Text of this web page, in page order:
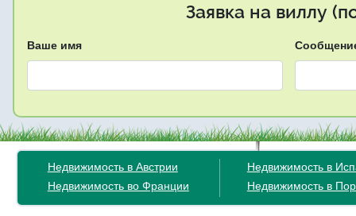
Заявка на виллу
Ваше имя
Недвижимость в Австрии
Недвижимость во Франции
Недвижимость в
Недвижимость в